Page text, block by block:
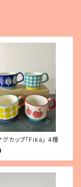
カップ「Fika」 4種